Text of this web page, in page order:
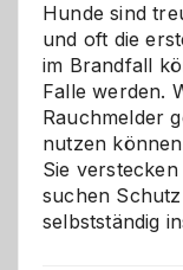
Hunde sind
und oft die
im Brandfall
Falle werden.
Rauchmelder
nutzen
Sie
suchen
selbstständig